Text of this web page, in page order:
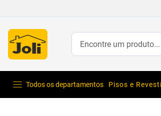
Encontre um
Todos os departamentos Pisos e